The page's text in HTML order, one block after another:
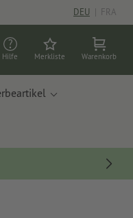
DEU | FRA
Hilfe Merkliste Warenkorb